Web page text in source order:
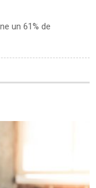
un 61% de